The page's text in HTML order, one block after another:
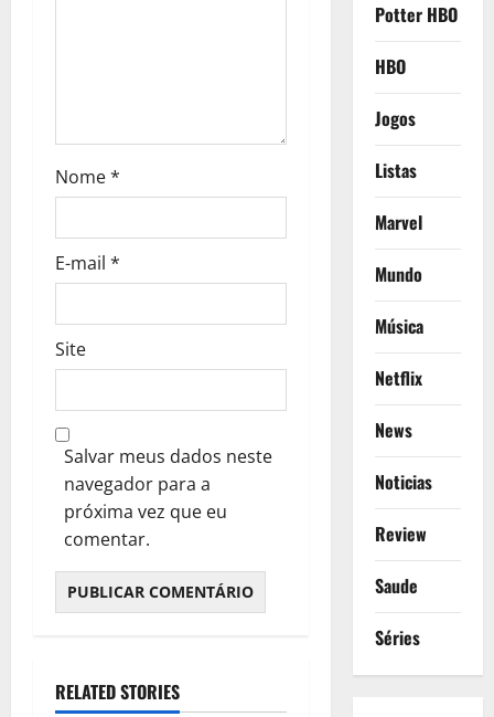
Nome*
E-mail *
Site
Salvar meus dados neste
navegador para a
próxima vez que eu
comentar.
RELATED STORIES
Potter HBO
HBO
Jogos
Listas
Marvel
Mundo
Música
Netflix
News
Noticias
Review
Saude
Séries